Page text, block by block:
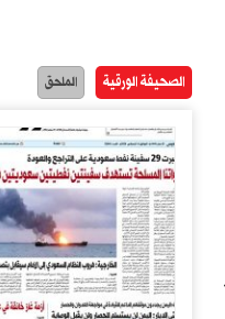
الصحيفة الورقية الملحق